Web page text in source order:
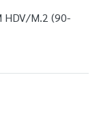
HDV/M.2 (90-